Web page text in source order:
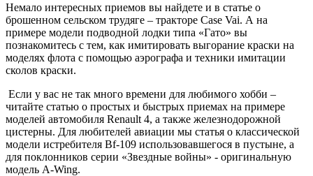
Немало интересных приемов вы найдете и в статье о
брошенном сельском трудяге – тракторе Case Vai. А на
примере модели подводной лодки типа «Гато» вы
познакомитесь с тем, как имитировать выгорание краски на
моделях флота с помощью аэрографа и техники имитации
сколов краски.
Если у вас не так много времени для любимого хобби –
читайте статью о простых и быстрых приемах на примере
моделей автомобиля Renault 4, а также железнодорожной
цистерны. Для любителей авиации мы статья о классической
модели истребителя Bf-109 использовавшегося в пустыне, а
для поклонников серии «Звездные войны» - оригинальную
модель A-Wing.